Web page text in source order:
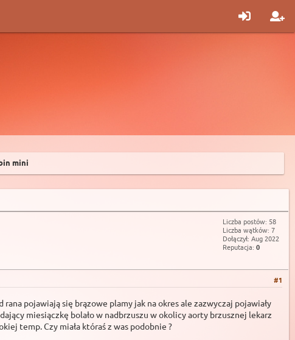
mini
Liczba postów: 58
Liczba wątków: 7
Dołączył: Aug 2022
Reputacja: 0
#1
pojawiają się brązowe plamy jak na okres ale zazwyczaj pojawiały
miesiączkę bolało w nadbrzuszu w okolicy aorty brzusznej lekarz
temp. Czy miała któraś z was podobnie ?